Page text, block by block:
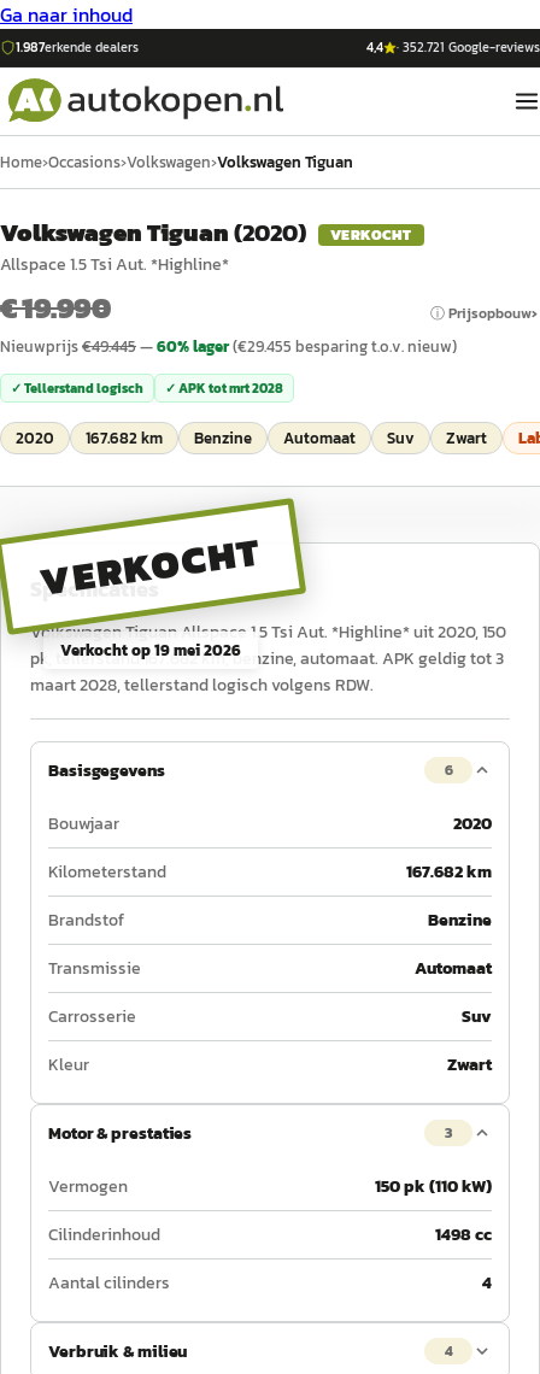
Ga naar inhoud
1.987erkende dealers 4,4 ·352.721 Google-reviews
Home›Occasions›Volkswagen›Volkswagen Tiguan
Volkswagen Tiguan(2020) VERKOCHT
Allspace 1.5 Tsi Aut. *Highline*
€ 19.990 ⓘ Prijsopbouw
Nieuwprijs€49.445—60% lager(€29.455 besparing t.o.v. nieuw)
✓ Tellerstand logisch ✓ APK totmrt 2028
2020 167.682 km Benzine Automaat Suv Zwart
VERKOCHT
Verkocht op19 mei 2026
Specificaties
Volkswagen Tiguan Allspace 1.5 Tsi Aut. *Highline* uit 2020, 150
pk, tellerstand 167.682 km, benzine, automaat. APK geldig tot 3
maart 2028, tellerstand logisch volgens RDW.
Basisgegevens 6
Bouwjaar
2020
Kilometerstand
167.682 km
Brandstof
Benzine
Transmissie
Automaat
Carrosserie
Suv
Kleur
Zwart
Motor & prestaties 3
Vermogen
150 pk (110 kW)
Cilinderinhoud
1498 cc
Aantal cilinders
4
Verbruik & milieu 4